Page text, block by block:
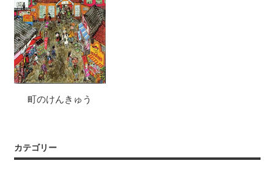
町のけんきゅう
カテゴリー